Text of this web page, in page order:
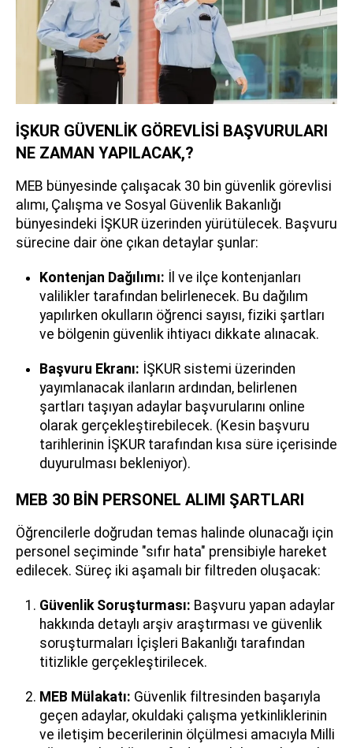
İŞKUR GÜVENLİK GÖREVLİSİ BAŞVURULARI
NE ZAMAN YAPILACAK,?
MEB bünyesinde çalışacak 30 bin güvenlik görevlisi
alımı, Çalışma ve Sosyal Güvenlik Bakanlığı
bünyesindeki İŞKUR üzerinden yürütülecek. Başvuru
sürecine dair öne çıkan detaylar şunlar:
Kontenjan Dağılımı: İl ve ilçe kontenjanları
valilikler tarafından belirlenecek. Bu dağılım
yapılırken okulların öğrenci sayısı, fiziki şartları
ve bölgenin güvenlik ihtiyacı dikkate alınacak.
Başvuru Ekranı: İŞKUR sistemi üzerinden
yayımlanacak ilanların ardından, belirlenen
şartları taşıyan adaylar başvurularını online
olarak gerçekleştirebilecek. (Kesin başvuru
tarihlerinin İŞKUR tarafından kısa süre içerisinde
duyurulması bekleniyor).
MEB 30 BİN PERSONEL ALIMI ŞARTLARI
Öğrencilerle doğrudan temas halinde olunacağı için
personel seçiminde "sıfır hata" prensibiyle hareket
edilecek. Süreç iki aşamalı bir filtreden oluşacak:
Güvenlik Soruşturması: Başvuru yapan adaylar
hakkında detaylı arşiv araştırması ve güvenlik
soruşturmaları İçişleri Bakanlığı tarafından
titizlikle gerçekleştirilecek.
MEB Mülakatı: Güvenlik filtresinden başarıyla
geçen adaylar, okuldaki çalışma yetkinliklerinin
ve iletişim becerilerinin ölçülmesi amacıyla Milli